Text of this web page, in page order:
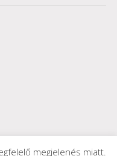
megjelenés miatt.